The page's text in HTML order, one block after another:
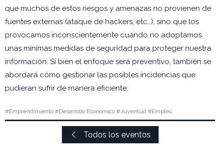
que muchos de estos riesgos y amenazas no provienen de
fuentes externas (ataque de hackers, etc…), sino que los
provocamos inconscientemente cuando no adoptamos
unas mínimas medidas de seguridad para proteger nuestra
información. Si bien el enfoque será preventivo, también se
abordará cómo gestionar las posibles incidencias que
pudieran sufrir de manera eficiente.
#Emprendimiento #Desarrollo Económico #Juventud #Empleo
Todos los eventos